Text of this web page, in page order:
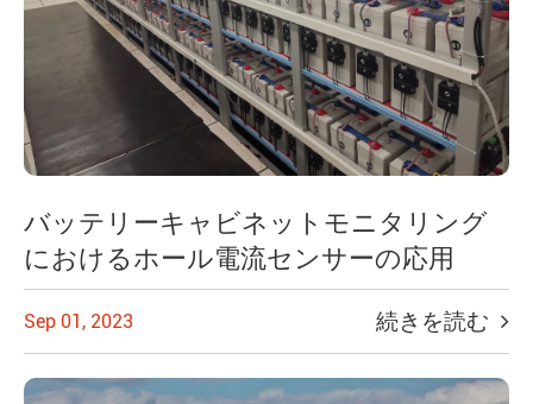
バッテリーキャビネットモニタリング
におけるホール電流センサーの応用
Sep 01, 2023 続きを読む